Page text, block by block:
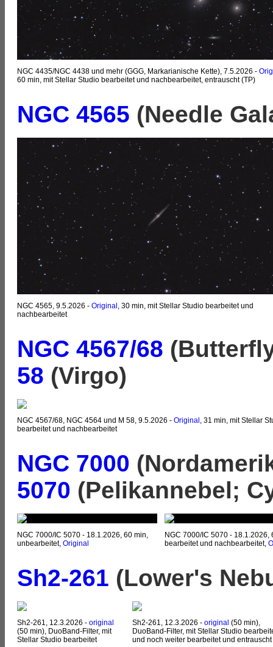
NGC 4435/NGC 4438 und mehr (GGG, Markarianische Kette), 7.5.2026 -
60 min, mit Stellar Studio bearbeitet und nachbearbeitet, entrauscht (TP)
NGC 4565 (Needle
NGC 4565, 9.5.2026 - Original , 30 min, mit Stellar Studio bearbeitet und
nachbearbeitet
NGC 4567/68
58 (Virgo)
NGC 4567/68, NGC 4564 und M 58, 9.5.2026 - Original , 31 min, mit Stellar
bearbeitet und nachbearbeitet
NGC 7000
5070 (Pelikannebel;
NGC 7000/IC 5070 - 18.1.2026, 60 min,
unbearbeitet, Original
NGC 7000/IC 5070 - 18.1.2026,
bearbeitet und nachbearbeitet,
Sh2-261 (Lower's
Sh2-261, 12.3.2026 - original
(50 min), DuoBand-Filter, mit
Stellar Studio bearbeitet
Sh2-261, 12.3.2026 - original (50 min),
DuoBand-Filter, mit Stellar Studio
und noch weiter bearbeitet und entrauscht